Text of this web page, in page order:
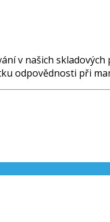
v našich
odpovědnosti při